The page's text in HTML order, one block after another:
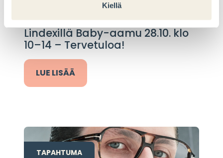
Kiellä
Lindexillä Baby-aamu 28.10. klo
10–14 – Tervetuloa!
LUE LISÄÄ
TAPAHTUMA